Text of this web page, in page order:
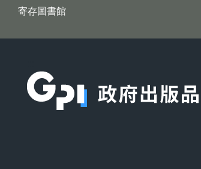
寄存圖書館